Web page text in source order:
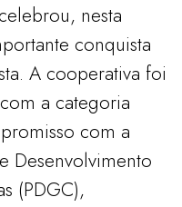
nesta
conquista
A cooperativa foi
a categoria
com a
Desenvolvimento
(PDGC),